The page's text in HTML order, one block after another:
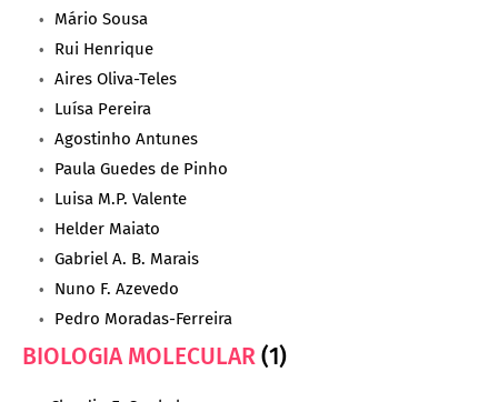
Mário Sousa
Rui Henrique
Aires Oliva-Teles
Luísa Pereira
Agostinho Antunes
Paula Guedes de Pinho
Luisa M.P. Valente
Helder Maiato
Gabriel A. B. Marais
Nuno F. Azevedo
Pedro Moradas-Ferreira
BIOLOGIA MOLECULAR(1)